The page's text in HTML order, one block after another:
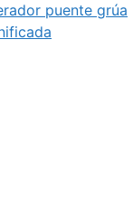
puente grúa